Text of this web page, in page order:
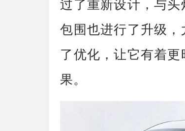
包围也进行了升级
了优化，让它有着
果。